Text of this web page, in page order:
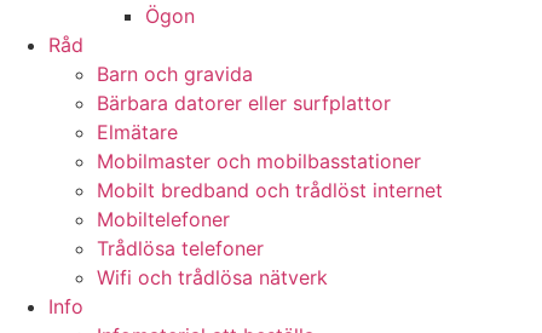
Ögon
Råd
Barn och gravida
Bärbara datorer eller surfplattor
Elmätare
Mobilmaster och mobilbasstationer
Mobilt bredband och trådlöst internet
Mobiltelefoner
Trådlösa telefoner
Wifi och trådlösa nätverk
Info